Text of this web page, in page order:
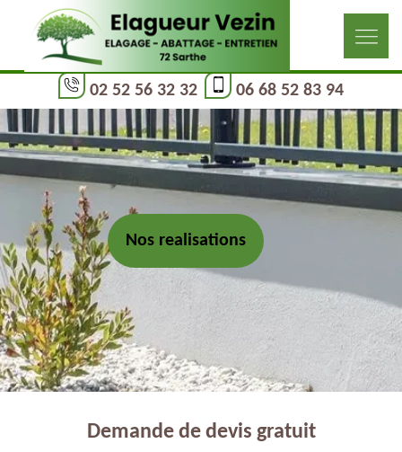
02 52 56 32 32 06 68 52 83 94
Nos realisations
Demande de devis gratuit